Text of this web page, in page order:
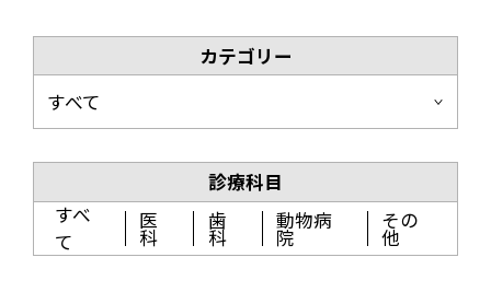
カテゴリー
すべて
診療科目
すべ
て
医
科
歯
科
動物病
院
その
他